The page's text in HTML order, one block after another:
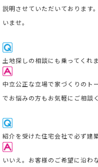
説明させていただいております
いませ。
土地探しの相談にも乗ってくれ
中立公正な立場で家づくりのト
でお悩みの方もお気軽にご相談
紹介を受けた住宅会社で必ず建
いいえ。お客様のご希望に沿わ